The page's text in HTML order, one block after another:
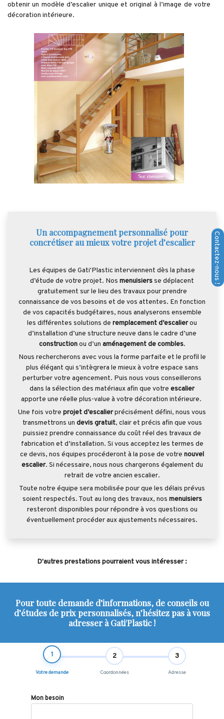
obtenir un modèle d’escalier unique et original à l’image de votre
décoration intérieure.
Un accompagnement personnalisé pour
concrétiser au mieux votre projet d’escalier
Les équipes de Gati'Plastic interviennent dès la phase
d’étude de votre projet. Nos menuisiersse déplacent
gratuitement sur le lieu des travaux pour prendre
connaissance de vos besoins et de vos attentes. En fonction
de vos capacités budgétaires, nous analyserons ensemble
les différentes solutions de remplacement d’escalierou
d’installation d’une structure neuve dans le cadre d’une
constructionou d’un aménagement de combles.
Nous rechercherons avec vous la forme parfaite et le profil le
plus élégant qui s’intègrera le mieux à votre espace sans
perturber votre agencement. Puis nous vous conseillerons
dans la sélection des matériaux afin que votre escalier
apporte une réelle plus-value à votre décoration intérieure.
Une fois votre projet d’escalierprécisément défini, nous vous
transmettrons un devis gratuit, clair et précis afin que vous
puissiez prendre connaissance du coût réel des travaux de
fabrication et d’installation. Si vous acceptez les termes de
ce devis, nos équipes procéderont à la pose de votre nouvel
escalier. Si nécessaire, nous nous chargerons également du
retrait de votre ancien escalier.
Toute notre équipe sera mobilisée pour que les délais prévus
soient respectés. Tout au long des travaux, nos menuisiers
resteront disponibles pour répondre à vos questions ou
éventuellement procéder aux ajustements nécessaires.
D'autres prestations pourraient vous intéresser :
Pour toute demande d’informations, de conseils ou
d’études de prix personnalisés, n’hésitez pas à vous
adresser à Gati'Plastic !
1
Votre demande
2
Coordonnées
3
Adresse
Mon besoin